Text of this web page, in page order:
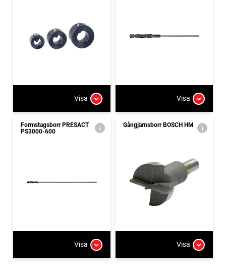
Visa Visa
Formstagsborr PRESACT
PS3000-600
Visa
Gångjärnsborr BOSCH HM
Visa